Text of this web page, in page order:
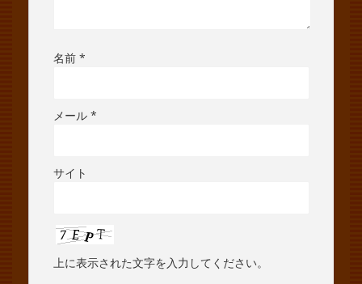
名前 *
メール *
サイト
上に表示された文字を入力してください。